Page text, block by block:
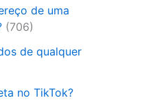
de uma
(706)
de qualquer
no TikTok?